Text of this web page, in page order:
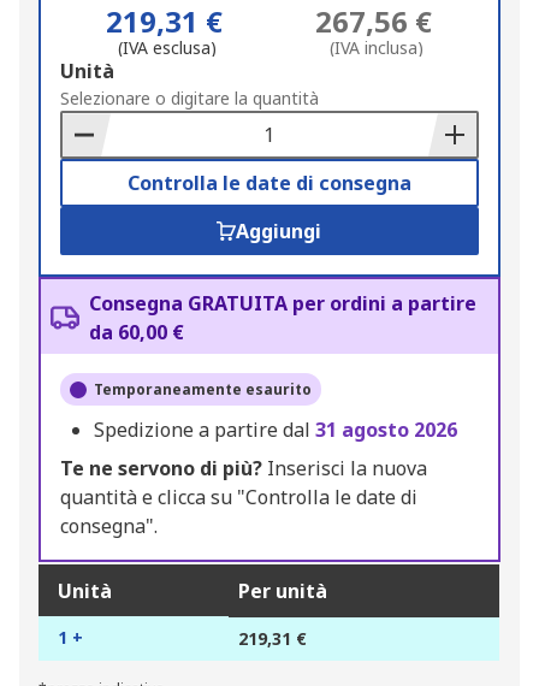
219,31 €
(IVA esclusa)
267,56 €
(IVA inclusa)
Add
to
Basket
Unità
Selezionare o digitare la quantità
Controlla le date di consegna
Aggiungi
Consegna GRATUITA per ordini a partire
da 60,00 €
Temporaneamente esaurito
Spedizione a partire dal 31 agosto 2026
Te ne servono di più? Inserisci la nuova
quantità e clicca su "Controlla le date di
consegna".
Unità Per unità
1 + 219,31 €